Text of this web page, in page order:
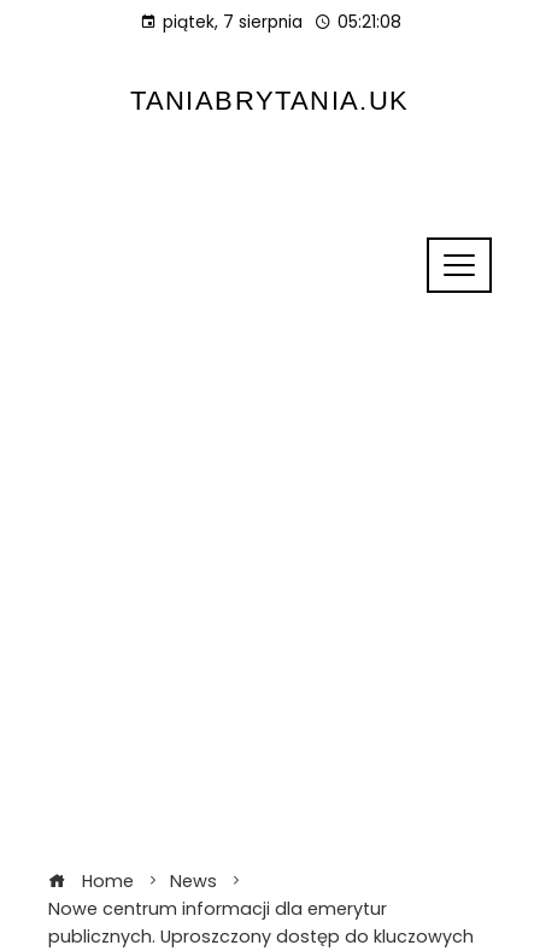
piątek, 7 sierpnia 05:21:08
TANIABRYTANIA.UK
Home
News
Nowe centrum informacji dla emerytur
publicznych. Uproszczony dostęp do kluczowych